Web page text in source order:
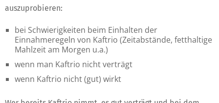
auszuprobieren:
bei Schwierigkeiten beim Einhalten der
Einnahmeregeln von Kaftrio (Zeitabstände, fetthaltige
Mahlzeit am Morgen u.a.)
wenn man Kaftrio nicht verträgt
wenn Kaftrio nicht (gut) wirkt